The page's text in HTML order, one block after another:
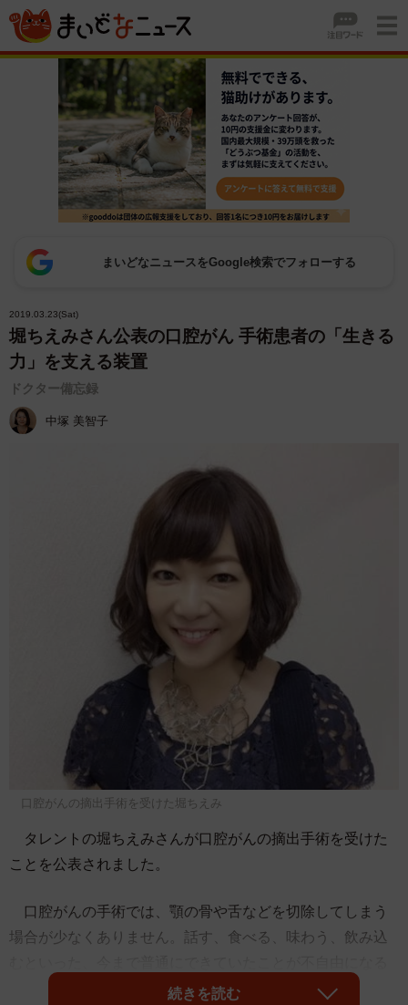
まいどなニュースをGoogle検索でフォローする
2019.03.23(Sat)
堀ちえみさん公表の口腔がん 手術患者の「生きる
力」を支える装置
ドクター備忘録
中塚 美智子
口腔がんの摘出手術を受けた堀ちえみ
タレントの堀ちえみさんが口腔がんの摘出手術を受けた
ことを公表されました。
口腔がんの手術では、顎の骨や舌などを切除してしまう
場合が少なくありません。話す、食べる、味わう、飲み込
のは本当に辛い。顔かたちが変わってしまうこともあり、
続きを読む